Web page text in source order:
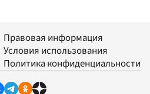
Правовая информация
Условия использования
Политика конфиденциальности